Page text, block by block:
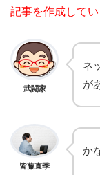
記事を作成してい
武闘家
ネ
が
皆藤直季
か